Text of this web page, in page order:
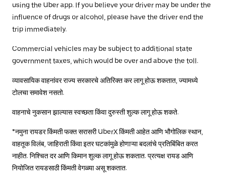
using the Uber app. If you believe your driver may be under the
influence of drugs or alcohol, please have the driver end the
trip immediately.
Commercial vehicles may be subject to additional state
government taxes, which would be over and above the toll.
व्यावसायिक वाहनांवर राज्य सरकारचे अतिरिक्त कर लागू होऊ शकतात, ज्यामध्ये
टोलचा समावेश नसतो.
वाहनाचे नुकसान झाल्यास स्वच्छता किंवा दुरुस्ती शुल्क लागू होऊ शकते.
*नमुना रायडर किंमती फक्त सरासरी UberX किंमती आहेत आणि भौगोलिक स्थान,
वाहतूक विलंब, जाहिराती किंवा इतर घटकांमुळे होणाऱ्या बदलांचे प्रतिबिंबित करत
नाहीत. निश्चित दर आणि किमान शुल्क लागू होऊ शकतात. प्रत्यक्ष रायड आणि
नियोजित रायडसाठी किंमती वेगळ्या असू शकतात.